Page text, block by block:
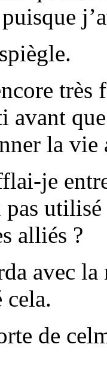
très
avant
la vie
je
pas
alliés ?
avec
cela.
de